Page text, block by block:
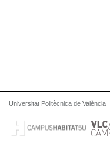
Universitat Politècnica de València